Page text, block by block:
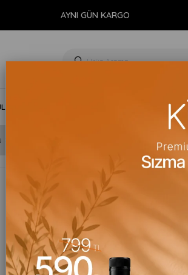
AYNI GÜN KARGO
PAKETLER
Negatif Enerji Temizliği Bitkisel Çubuk Tütsü 15cm